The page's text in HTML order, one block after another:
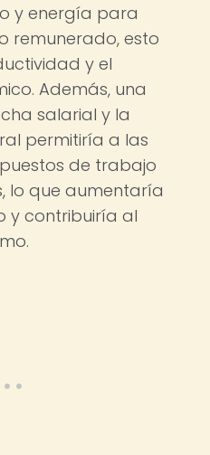
y energía para
remunerado, esto
y el
Además, una
salarial y la
permitiría a las
de trabajo
lo que aumentaría
y contribuiría al